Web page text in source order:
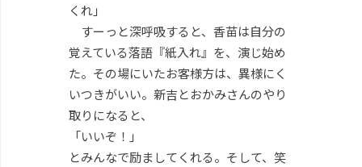
くれ」
すーっと深呼吸すると、香苗は自分の
覚えている落語『紙入れ』を、演じ始め
た。その場にいたお客様方は、異様にく
いつきがいい。新吉とおかみさんのやり
取りになると、
「いいぞ！」
とみんなで励ましてくれる。そして、笑